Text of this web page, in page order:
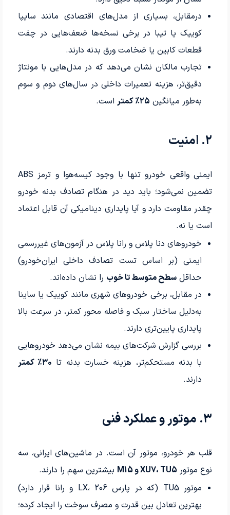
درمقابل، بسیاری از مدل‌های اقتصادی مانند سایپا
کوییک یا تیبا در برخی نسخه‌ها ضعف‌هایی در چفت
قطعات کابین یا ضخامت ورق بدنه دارند.
تجارب مالکان نشان می‌دهد که در مدل‌هایی با مونتاژ
دقیق‌تر، هزینه تعمیرات داخلی در سال‌های دوم و سوم
به‌طور میانگین ۲۵٪ کمتر است.
۲. امنیت
ایمنی واقعی خودرو تنها با وجود کیسه‌هوا و ترمز ABS
تضمین نمی‌شود؛ باید دید در هنگام تصادف بدنه خودرو
چقدر مقاومت دارد و آیا پایداری دینامیکی آن قابل اعتماد
است یا نه.
خودروهای دنا پلاس و رانا پلاس در آزمون‌های غیررسمی
ایمنی (بر اساس تست تصادف داخلی ایران‌خودرو)
حداقل سطح متوسط تا خوب را نشان داده‌اند.
در مقابل، برخی خودروهای شهری مانند کوییک یا ساینا
به‌دلیل ساختار سبک و فاصله محور کمتر، در سرعت بالا
پایداری پایین‌تری دارند.
بررسی گزارش شرکت‌های بیمه نشان می‌دهد خودروهایی
با بدنه مستحکم‌تر، هزینه خسارت بدنه تا ۳۰٪ کمتر
دارند.
۳. موتور و عملکرد فنی
قلب هر خودرو، موتور آن است. در ماشین‌های ایرانی، سه
نوع موتور XU7، TU5 و M15
بیشترین سهم را دارند.
موتور TU5 (که در پارس LX، 206 و رانا قرار دارد)
بهترین تعادل بین قدرت و مصرف سوخت را ایجاد کرده؛